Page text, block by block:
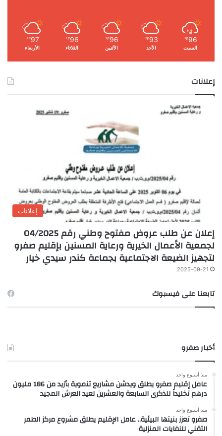
96
℉
السبت
93
℉
الأحد
96
℉
الأثنين
96
℉
الثلاثاء
97
℉
الأربعاء
إعلانات
إعلانات
إعلان عن طلب عروض مفتوح وطني رقم 04/2025
لجمعية الأعمال الخيرية ورعاية المسنين بإقليم صفرو
لتجهيز الضيعة الاجتماعية بجماعة كندر سيدي خيار
2025-09-21
تابعنا على فيسبوك
أخبار صفرو
منذ أسبوع واحد
عامل إقليم صفرو يطلق ويدشن مشاريع تنموية بأزيد من 186 مليون
درهم تخليداً للذكرى السابعة والعشرين لعيد العرش المجيد
منذ أسبوع واحد
صفرو تعزز بنيتها البيئية.. عامل الإقليم يطلق مشروع مركز الطمر
التقني للنفايات المنزلية